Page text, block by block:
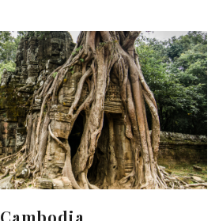
Cambodia